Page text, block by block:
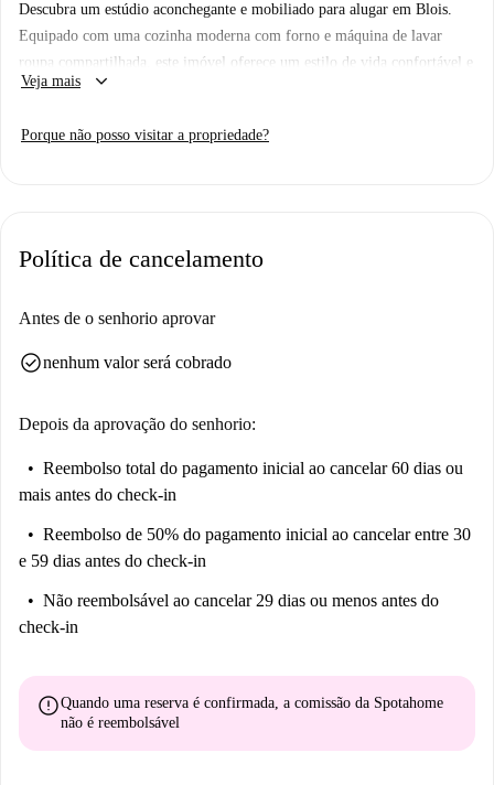
Descubra um estúdio aconchegante e mobiliado para alugar em Blois.
Equipado com uma cozinha moderna com forno e máquina de lavar
roupa compartilhada, este imóvel oferece um estilo de vida confortável e
prático. As contas estão incluídas no aluguel, proporcionando facilidade
animais de estimação, este estúdio atende a diversas necessidades dos
Ponto Zero, a Roda-Gigante de Avignon e a Maison de l'Acrobate, todas
Crues de la Loire, Fontaine Saint-Martin e Pont Jacques-Gabriel,
estadia nesta região encantadora.
Veja mais keyboard_arrow_down
Porque não posso visitar a propriedade?
Política de cancelamento
Antes de o senhorio aprovar
check_circlenenhum valor será cobrado
Depois da aprovação do senhorio:
Reembolso total do pagamento inicial ao cancelar 60 dias ou
mais antes do check-in
Reembolso de 50% do pagamento inicial ao cancelar entre 30
e 59 dias antes do check-in
Não reembolsável ao cancelar 29 dias ou menos antes do
check-in
errorQuando uma reserva é confirmada, a comissão da Spotahome
não é reembolsável